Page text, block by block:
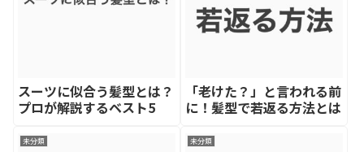
スーツに似合う髪型とは？
プロが解説するベスト5
「老けた？」と言われる前
に！髪型で若返る方法とは
未分類 未分類